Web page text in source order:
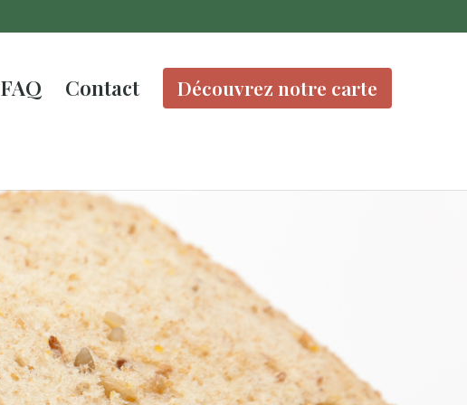
FAQ Contact Découvrez notre carte